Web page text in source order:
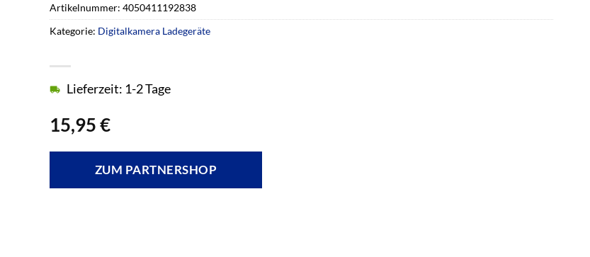
15,95€
Lieferzeit: 1-2 Tage
ZUM PARTNERSHOP
Artikelnummer:4050411192838
Kategorie: Digitalkamera Ladegeräte